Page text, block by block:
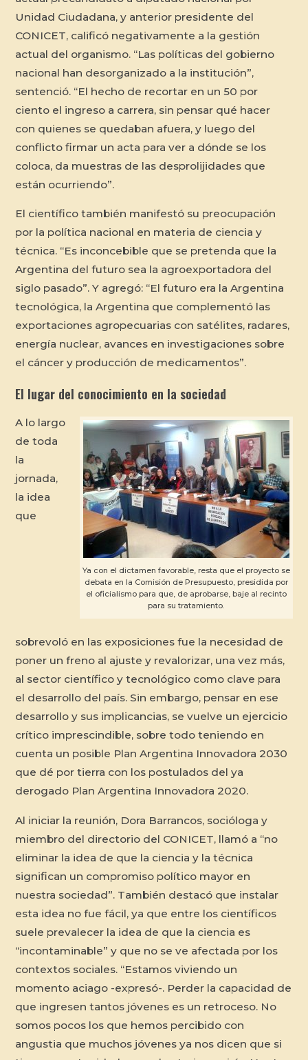
Unidad Ciudadana, y anterior presidente del
CONICET, calificó negativamente a la gestión
actual del organismo. “Las políticas del gobierno
nacional han desorganizado a la institución”,
sentenció. “El hecho de recortar en un 50 por
ciento el ingreso a carrera, sin pensar qué hacer
con quienes se quedaban afuera, y luego del
conflicto firmar un acta para ver a dónde se los
coloca, da muestras de las desprolijidades que
están ocurriendo”.
El científico también manifestó su preocupación
por la política nacional en materia de ciencia y
técnica. “Es inconcebible que se pretenda que la
Argentina del futuro sea la agroexportadora del
siglo pasado”. Y agregó: “El futuro era la Argentina
tecnológica, la Argentina que complementó las
exportaciones agropecuarias con satélites, radares,
energía nuclear, avances en investigaciones sobre
el cáncer y producción de medicamentos”.
El lugar del conocimiento en la sociedad
Ya con el dictamen favorable, resta que el proyecto se
debata en la Comisión de Presupuesto, presidida por
el oficialismo para que, de aprobarse, baje al recinto
para su tratamiento.
A lo largo
de toda
la
jornada,
la idea
que
sobrevoló en las exposiciones fue la necesidad de
poner un freno al ajuste y revalorizar, una vez más,
al sector científico y tecnológico como clave para
el desarrollo del país. Sin embargo, pensar en ese
desarrollo y sus implicancias, se vuelve un ejercicio
crítico imprescindible, sobre todo teniendo en
cuenta un posible Plan Argentina Innovadora 2030
que dé por tierra con los postulados del ya
derogado Plan Argentina Innovadora 2020.
Al iniciar la reunión, Dora Barrancos, socióloga y
miembro del directorio del CONICET, llamó a “no
eliminar la idea de que la ciencia y la técnica
significan un compromiso político mayor en
nuestra sociedad”. También destacó que instalar
esta idea no fue fácil, ya que entre los científicos
suele prevalecer la idea de que la ciencia es
“incontaminable” y que no se ve afectada por los
contextos sociales. “Estamos viviendo un
momento aciago -expresó-. Perder la capacidad de
que ingresen tantos jóvenes es un retroceso. No
somos pocos los que hemos percibido con
angustia que muchos jóvenes ya nos dicen que si